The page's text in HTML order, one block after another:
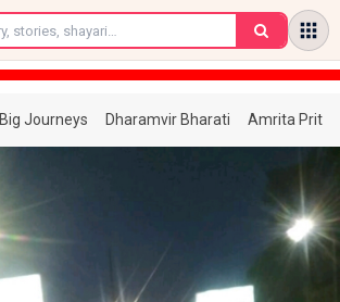
Big Journeys Dharamvir Bharati Amrita